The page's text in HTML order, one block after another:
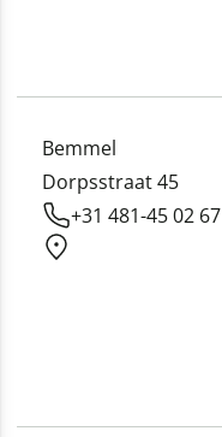
Bemmel
Dorpsstraat 45
+31 481-45 02 67